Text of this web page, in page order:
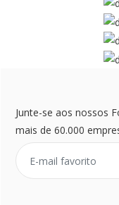
Junte-se aos nossos
mais de 60.000